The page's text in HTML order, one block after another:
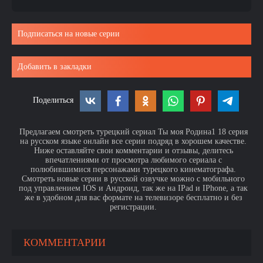
Подписаться на новые серии
Добавить в закладки
Поделиться
Предлагаем смотреть турецкий сериал Ты моя Родина1 18 серия
на русском языке онлайн все серии подряд в хорошем качестве.
Ниже оставляйте свои комментарии и отзывы, делитесь
впечатлениями от просмотра любимого сериала с
полюбившимися персонажами турецкого кинематографа.
Смотреть новые серии в русской озвучке можно с мобильного
под управлением IOS и Андроид, так же на IPad и IPhone, а так
же в удобном для вас формате на телевизоре бесплатно и без
регистрации.
КОММЕНТАРИИ